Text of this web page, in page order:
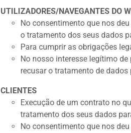
UTILIZADORES/NAVEGANTES DO
No consentimento que nos
o tratamento dos seus dados
Para cumprir as obrigações
No nosso interesse legítimo
recusar o tratamento de
CLIENTES
Execução de um contrato no
tratamento dos seus dados
No consentimento que nos